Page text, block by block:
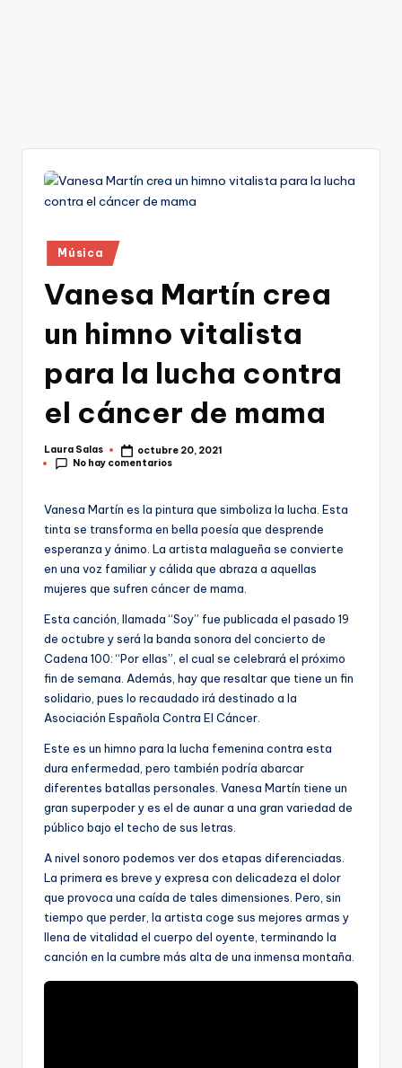
Publicado
en
Música
Vanesa Martín crea
un himno vitalista
para la lucha contra
el cáncer de mama
Publicado
por
Laura Salas
octubre 20, 2021
No hay comentarios
Vanesa Martín es la pintura que simboliza la lucha. Esta
tinta se transforma en bella poesía que desprende
esperanza y ánimo. La artista malagueña se convierte
en una voz familiar y cálida que abraza a aquellas
mujeres que sufren cáncer de mama.
Esta canción, llamada “Soy” fue publicada el pasado 19
de octubre y será la banda sonora del concierto de
Cadena 100: “Por ellas”, el cual se celebrará el próximo
fin de semana. Además, hay que resaltar que tiene un fin
solidario, pues lo recaudado irá destinado a la
Asociación Española Contra El Cáncer.
Este es un himno para la lucha femenina contra esta
dura enfermedad, pero también podría abarcar
diferentes batallas personales. Vanesa Martín tiene un
gran superpoder y es el de aunar a una gran variedad de
público bajo el techo de sus letras.
A nivel sonoro podemos ver dos etapas diferenciadas.
La primera es breve y expresa con delicadeza el dolor
que provoca una caída de tales dimensiones. Pero, sin
tiempo que perder, la artista coge sus mejores armas y
llena de vitalidad el cuerpo del oyente, terminando la
canción en la cumbre más alta de una inmensa montaña.